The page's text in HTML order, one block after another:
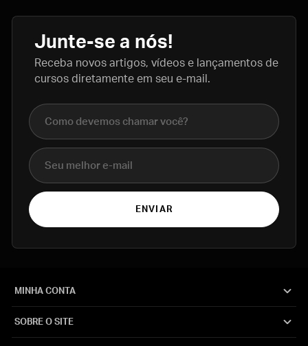
Junte-se a nós!
Receba novos artigos, vídeos e lançamentos de
cursos diretamente em seu e-mail.
Nome completo
E-mail
ENVIAR
MINHA CONTA
SOBRE O SITE